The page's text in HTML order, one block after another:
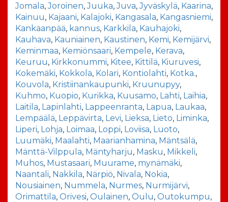
Jomala,Joroinen,Juuka,Juva,Jyväskylä, Kaarina,
Kainuu, Kajaani, Kalajoki, Kangasala, Kangasniemi,
Kankaanpää, kannus, Karkkila, Kauhajoki,
Kauhava, Kauniainen, Kaustinen, Kemi, Kemijärvi,
Keminmaa, Kemiönsaari, Kempele, Kerava,
Keuruu, Kirkkonummi, Kitee, Kittilä, Kiuruvesi,
Kokemäki, Kokkola, Kolari, Kontiolahti, Kotka.,
Kouvola, Kristiinankaupunki, Kruunupyy,
Kuhmo, Kuopio, Kurikka, Kuusamo, Lahti, Laihia,
Laitila, Lapinlahti, Lappeenranta, Lapua, Laukaa,
Lempäälä, Leppävirta, Levi, Lieksa, Lieto, Liminka,
Liperi, Lohja, Loimaa, Loppi, Loviisa, Luoto,
Luumäki, Maalahti, Maarianhamina, Mäntsälä,
Mänttä-Vilppula, Mäntyharju, Masku, Mikkeli,
Muhos, Mustasaari, Muurame, mynämäki,
Naantali, Nakkila, Närpiö, Nivala, Nokia,
Nousiainen, Nummela, Nurmes, Nurmijärvi,
Orimattila, Orivesi, Oulainen, Oulu, Outokumpu,